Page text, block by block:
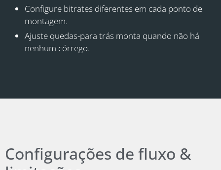
Configure bitrates diferentes em cada ponto de
montagem.
Ajuste quedas-para trás monta quando não há
nenhum córrego.
Configurações de fluxo &